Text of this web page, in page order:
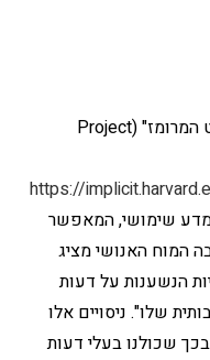
תהליך יצירת הסולו החל עם "הפרויקט המרומז" (Project
https://
למדע שימושי, המאפשר
המוח האנושי מציג
הנשענות על דעות
שלו". ניסויים אלו
שכולנו בעלי דעות